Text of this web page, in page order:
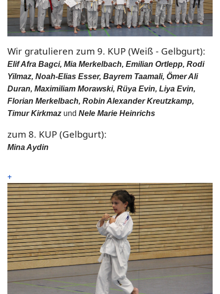
Wir gratulieren zum 9. KUP (Weiß - Gelbgurt):
Elif Afra Bagci, Mia Merkelbach, Emilian Ortlepp, Rodi
Yilmaz, Noah-Elias Esser, Bayrem Taamali, Ömer Ali
Duran, Maximiliam Morawski, Rüya Evin, Liya Evin,
Florian Merkelbach, Robin Alexander Kreutzkamp,
Timur Kirkmaz und Nele Marie Heinrichs
zum 8. KUP (Gelbgurt):
Mina Aydin
+